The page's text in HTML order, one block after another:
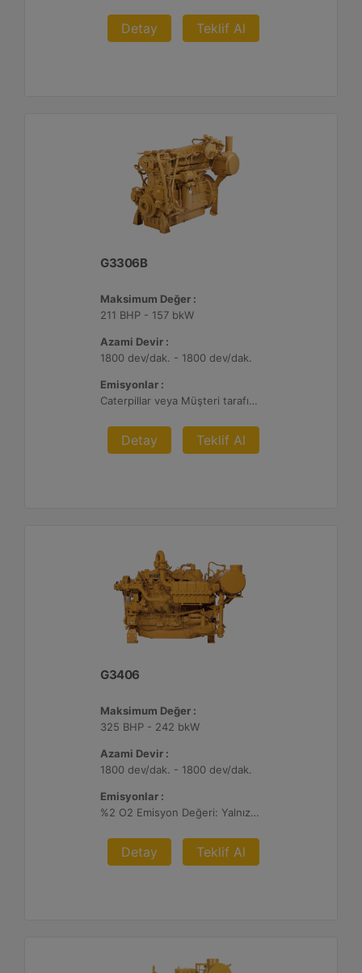
Detay Teklif Al
G3306B
Maksimum Değer :
211 BHP - 157 bkW
Azami Devir :
1800 dev/dak. - 1800 dev/dak.
Emisyonlar :
Caterpillar veya Müşteri tarafından sağlanan AFRC ve Atık Arıtma ile 0,1 g ve 0,5 g/bhp-sa. NOx
Detay Teklif Al
G3406
Maksimum Değer :
325 BHP - 242 bkW
Azami Devir :
1800 dev/dak. - 1800 dev/dak.
Emisyonlar :
%2 O2 Emisyon Değeri: Yalnızca İhracat
Detay Teklif Al